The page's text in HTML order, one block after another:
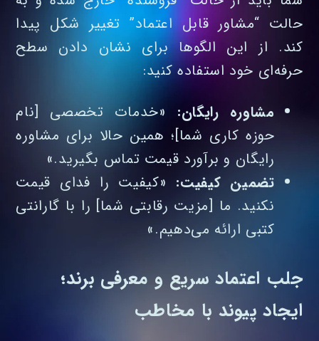
حالت “مشاور قابل اعتماد” تغییر شکل پیدا
کند. از این الگوها برای نشان دادن سطح
حرفه‌ای خود استفاده کنید:
مشاوره رایگان: «خدمات تخصصی [نام
حوزه کاری شما]؛ همین حالا برای مشاوره
رایگان و برآورد قیمت تماس بگیرید.»
تضمین کیفیت: «کیفیت را فدای قیمت
نکنید. ما [مزیت رقابتی شما] را با گارانتی
کتبی ارائه می‌دهیم.»
جلب اعتماد سریع و معرفی برند؛
ایجاد پیوند با مخاطب